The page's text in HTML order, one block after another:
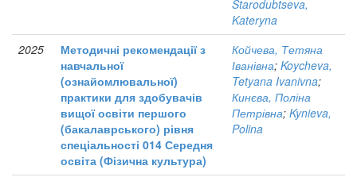
Starodubtseva,
Kateryna
2025
Методичні рекомендації з
навчальної
(ознайомлювальної)
практики для здобувачів
вищої освіти першого
(бакалаврського) рівня
спеціальності 014 Середня
освіта (Фізична культура)
Койчева, Тетяна
Іванівна; Koycheva,
Tetyana Ivanivna;
Кинєва, Поліна
Петрівна; Kynieva,
Polina